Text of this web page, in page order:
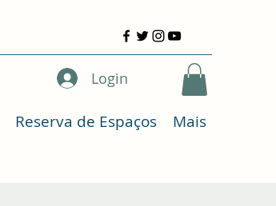
Login
Reserva de Espaços Mais